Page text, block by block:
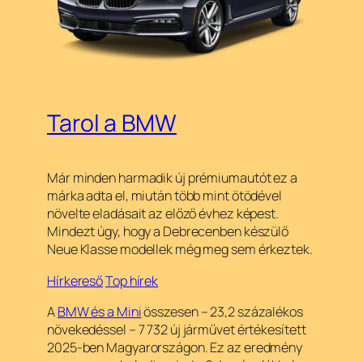
Tarol a BMW
Már minden harmadik új prémiumautót ez a
márka adta el, miután több mint ötödével
növelte eladásait az előző évhez képest.
Mindezt úgy, hogy a Debrecenben készülő
Neue Klasse modellek még meg sem érkeztek.
HírkeresőTop hírek
ABMW és a Miniösszesen – 23,2 százalékos
növekedéssel – 7 732 új járművet értékesített
2025-ben Magyarországon. Ez az eredmény